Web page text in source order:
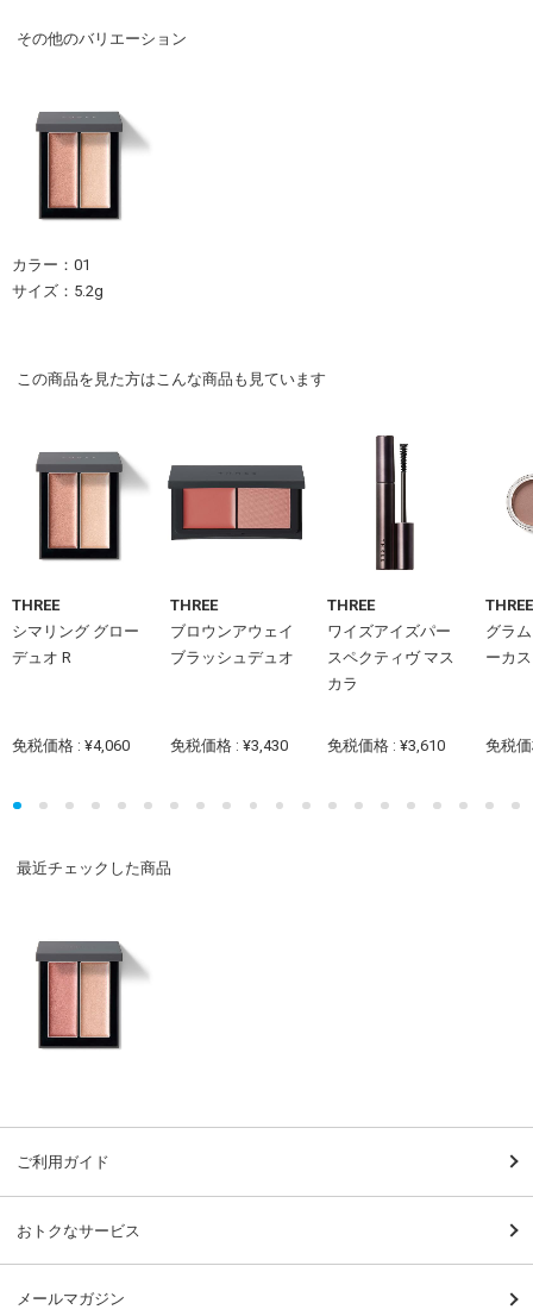
その他のバリエーション
カラー：01
サイズ：5.2g
この商品を見た方はこんな商品も見ています
THREE
シマリング グロー
デュオ R
免税価格 : ¥4,060
THREE
ブロウンアウェイ
ブラッシュデュオ
免税価格 : ¥3,430
THREE
ワイズアイズパー
スペクティヴ マス
カラ
免税価格 : ¥3,610
THREE
グラ
ーカ
免税
最近チェックした商品
ご利用ガイド
おトクなサービス
メールマガジン